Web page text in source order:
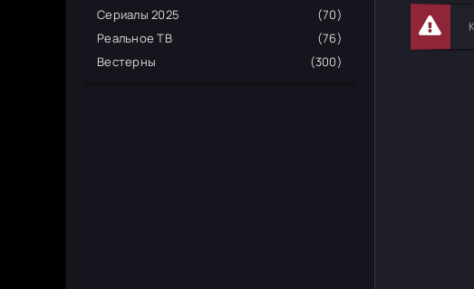
Сериалы 2025
(70)
Реальное ТВ
(76)
Вестерны
(300)